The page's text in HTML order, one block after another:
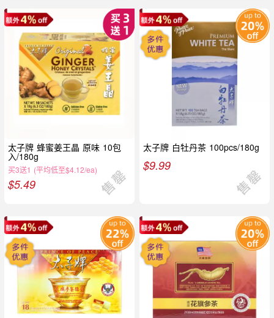
太子牌 蜂蜜姜王晶 原味 10包
入/180g
买3送1 (平均低至$4.12/ea)
$5.49
太子牌 白牡丹茶 100pcs/180g
$9.99